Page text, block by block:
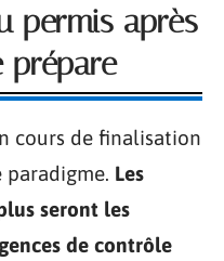
permis après
prépare
cours de finalisation
Les
seront les
de contrôle